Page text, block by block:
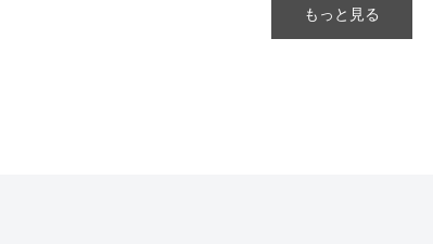
もっと見る